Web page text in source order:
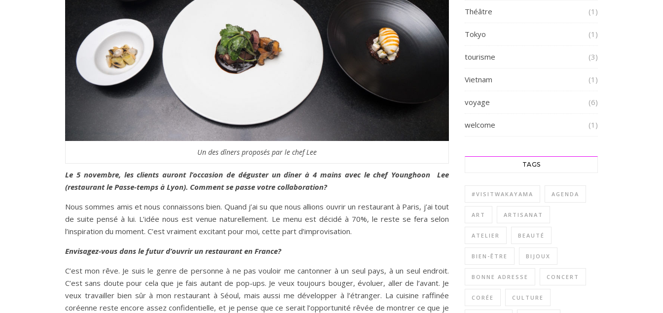
Un des dîners proposés par le chef Lee
Le 5 novembre, les clients auront l’occasion de déguster un dîner à 4 mains avec le chef Younghoon Lee
(restaurant le Passe-temps à Lyon). Comment se passe votre collaboration?
Nous sommes amis et nous connaissons bien. Quand j’ai su que nous allions ouvrir un restaurant à Paris, j’ai tout
de suite pensé à lui. L’idée nous est venue naturellement. Le menu est décidé à 70%, le reste se fera selon
l’inspiration du moment. C’est vraiment excitant pour moi, cette part d’improvisation.
Envisagez-vous dans le futur d’ouvrir un restaurant en France?
C’est mon rêve. Je suis le genre de personne à ne pas vouloir me cantonner à un seul pays, à un seul endroit.
C’est sans doute pour cela que je fais autant de pop-ups. Je veux toujours bouger, évoluer, aller de l’avant. Je
veux travailler bien sûr à mon restaurant à Séoul, mais aussi me développer à l’étranger. La cuisine raffinée
coréenne reste encore assez confidentielle, et je pense que ce serait l’opportunité rêvée de montrer ce que je
Théâtre (1)
Tokyo (1)
tourisme (3)
Vietnam (1)
voyage (6)
welcome (1)
TAGS
#VISITWAKAYAMA AGENDA
ART ARTISANAT
ATELIER BEAUTÉ
BIEN-ÊTRE BIJOUX
BONNE ADRESSE CONCERT
CORÉE CULTURE